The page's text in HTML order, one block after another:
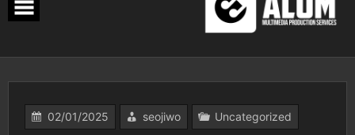
02/01/2025 seojiwo Uncategorized